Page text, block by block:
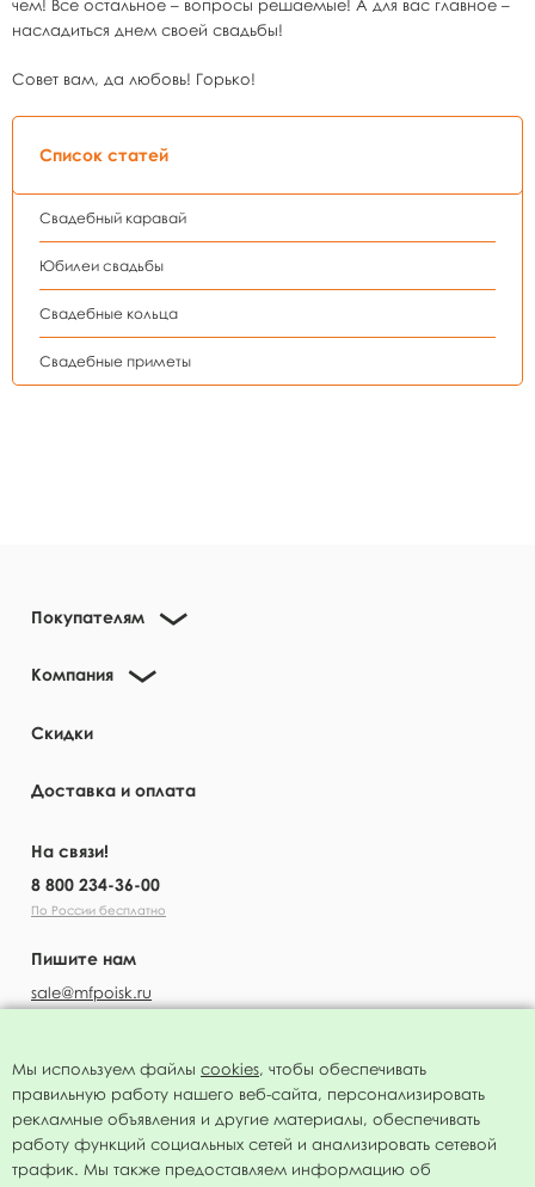
чем! Все остальное – вопросы решаемые! А для вас главное –
насладиться днем своей свадьбы!
Совет вам, да любовь! Горько!
Список статей
Свадебный каравай
Юбилеи свадьбы
Свадебные кольца
Свадебные приметы
Покупателям
Компания
Скидки
Доставка и оплата
На связи!
8 800 234-36-00
По России бесплатно
Пишите нам
sale@mfpoisk.ru
УЗНАВАЙТЕ ПЕРВЫМИ О НОВОСТЯХ
Мы используем файлы cookies, чтобы обеспечивать
правильную работу нашего веб-сайта, персонализировать
рекламные объявления и другие материалы, обеспечивать
работу функций социальных сетей и анализировать сетевой
трафик. Мы также предоставляем информацию об